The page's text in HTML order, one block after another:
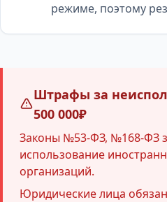
режиме, поэтому
Штрафы за
500 000₽
Законы №53-ФЗ, №168-ФЗ
использование
организаций.
Юридические лица